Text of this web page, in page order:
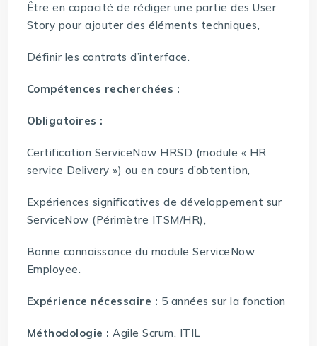
Être en capacité de rédiger une partie des User
Story pour ajouter des éléments techniques,
Définir les contrats d’interface.
Compétences recherchées :
Obligatoires :
Certification ServiceNow HRSD (module « HR
service Delivery ») ou en cours d’obtention,
Expériences significatives de développement sur
ServiceNow (Périmètre ITSM/HR),
Bonne connaissance du module ServiceNow
Employee.
Expérience nécessaire : 5 années sur la fonction
Méthodologie : Agile Scrum, ITIL